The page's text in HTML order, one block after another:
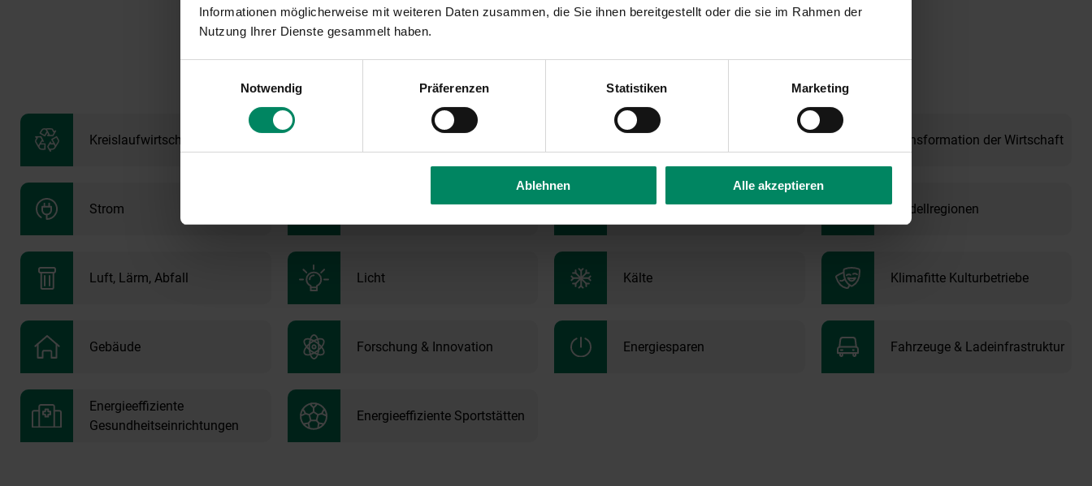
Informationen möglicherweise mit weiteren Daten zusammen, die Sie ihnen bereitgestellt oder die sie im Rahmen der
Nutzung Ihrer Dienste gesammelt haben.
Notwendig
Präferenzen Statistiken Marketing
Ablehnen Alle akzeptieren
Bitte beachten Sie, dass Altanträge vergangene Förderungen sind und deshalb nicht mehr beantragt
werden können. Alle aktuellen Förderungen können Sie mit unserem „FörderFinder“ schnell und
einfach durchsuchen und finden.
Kreislaufwirtschaft Transformation der Wirtschaft
Strom Ressourcenmanagement Mobilitätsmanagement Modellregionen
Luft, Lärm, Abfall Licht Kälte Klimafitte Kulturbetriebe
Gebäude Forschung & Innovation Energiesparen Fahrzeuge & Ladeinfrastruktur
Energieeffiziente
Gesundheitseinrichtungen
Energieeffiziente Sportstätten